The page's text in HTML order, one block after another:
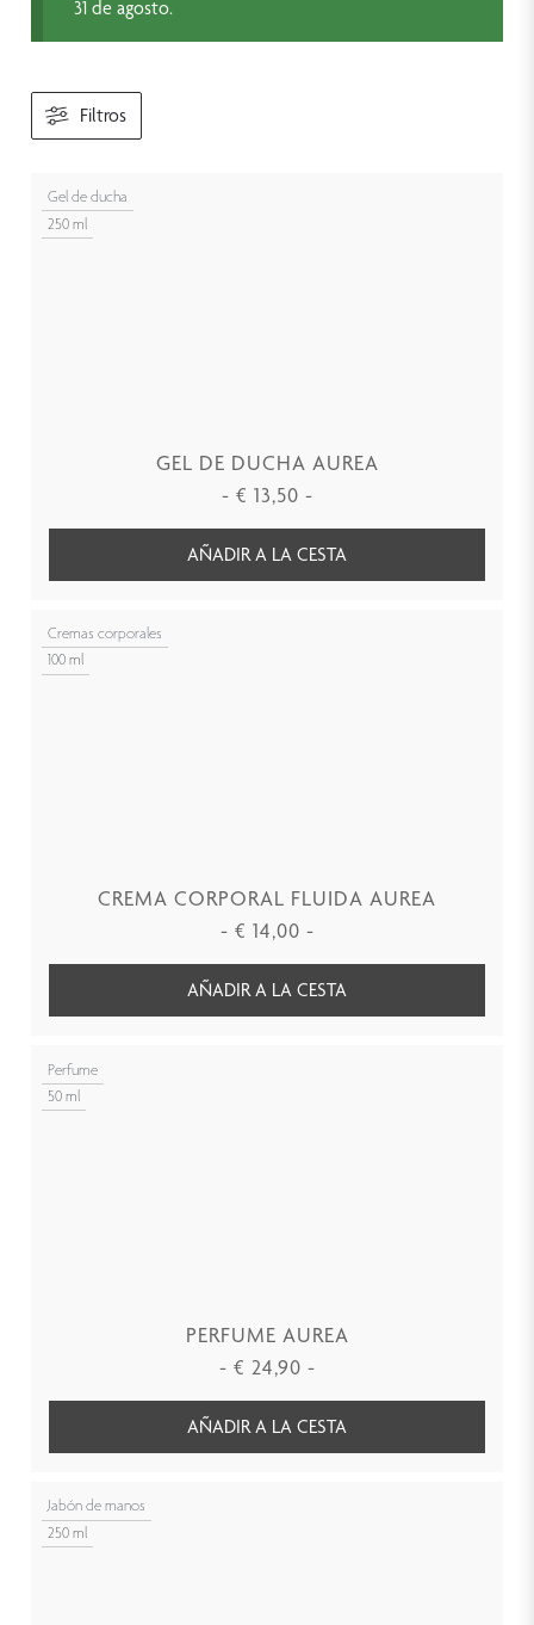
31 de agosto.
Filtros
Gel de ducha
250 ml
GEL DE DUCHA AUREA
- € 13,50 -
AÑADIR A LA CESTA
Cremas corporales
100 ml
CREMA CORPORAL FLUIDA AUREA
- € 14,00 -
AÑADIR A LA CESTA
Perfume
50 ml
PERFUME AUREA
- € 24,90 -
AÑADIR A LA CESTA
Jabón de manos
250 ml